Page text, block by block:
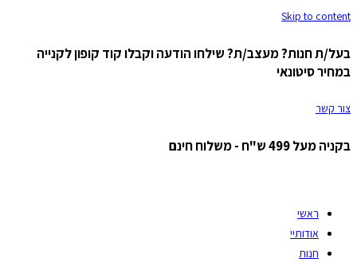
Skip to content
בעל/ת חנות? מעצב/ת? שילחו הודעה וקבלו קוד קופון לקנייה
במחיר סיטונאי
צור קשר
בקניה מעל 499 ש"ח - משלוח חינם
ראשי
אודותיי
חנות